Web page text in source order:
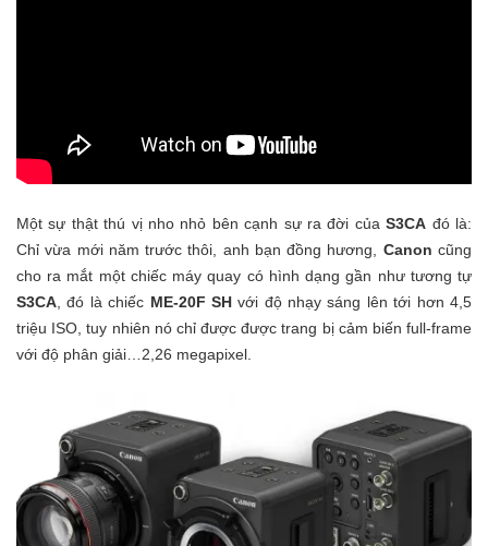
Một sự thật thú vị nho nhỏ bên cạnh sự ra đời củaS3CA đó là:
Chỉ vừa mới năm trước thôi, anh bạn đồng hương, Canon cũng
cho ra mắt một chiếc máy quay có hình dạng gần như tương tự
S3CA, đó là chiếc ME-20F SHvới độ nhạy sáng lên tới hơn 4,5
triệu ISO, tuy nhiên nó chỉ được được trang bị cảm biến full-frame
với độ phân giải…2,26 megapixel.